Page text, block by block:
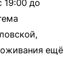
19:00 до
ещё